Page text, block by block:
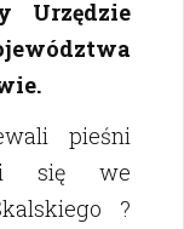
Urzędzie
pieśni
się we
?